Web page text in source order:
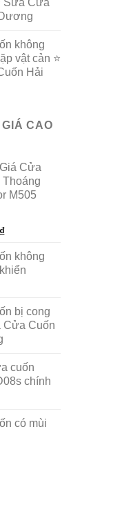
Sửa Cửa
không
vật cản ⭐
Hải
CAO
Cửa
Thoáng
M505
₫
không
bị cong
Cửa Cuốn
cuốn
chính
có mùi